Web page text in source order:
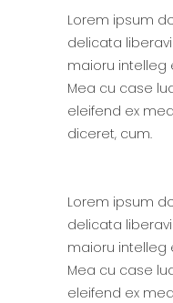
Lorem ipsum
delicata
maioru intelleg
Mea cu case
eleifend ex
diceret, cum.
Lorem ipsum
delicata
maioru intelleg
Mea cu case
eleifend ex